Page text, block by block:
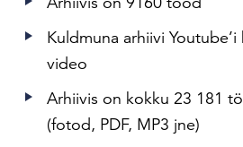
Kuldmuna arhiivi
video
Arhiivis on kokku 23 181
(fotod, PDF, MP3 jne)